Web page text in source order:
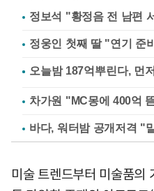
정보석 "황정음 전 남편
정웅인 첫째 딸 "연기 준
바다, 워터밤 공개저격 "
미술 트렌드부터 미술품의